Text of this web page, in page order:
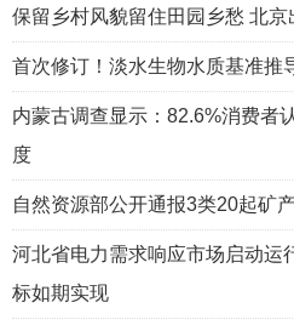
保留乡村风貌留住田园乡愁 北
首次修订！淡水生物水质基准推
内蒙古调查显示：82.6%消费者
度
自然资源部公开通报3类20起矿
河北省电力需求响应市场启动运
标如期实现